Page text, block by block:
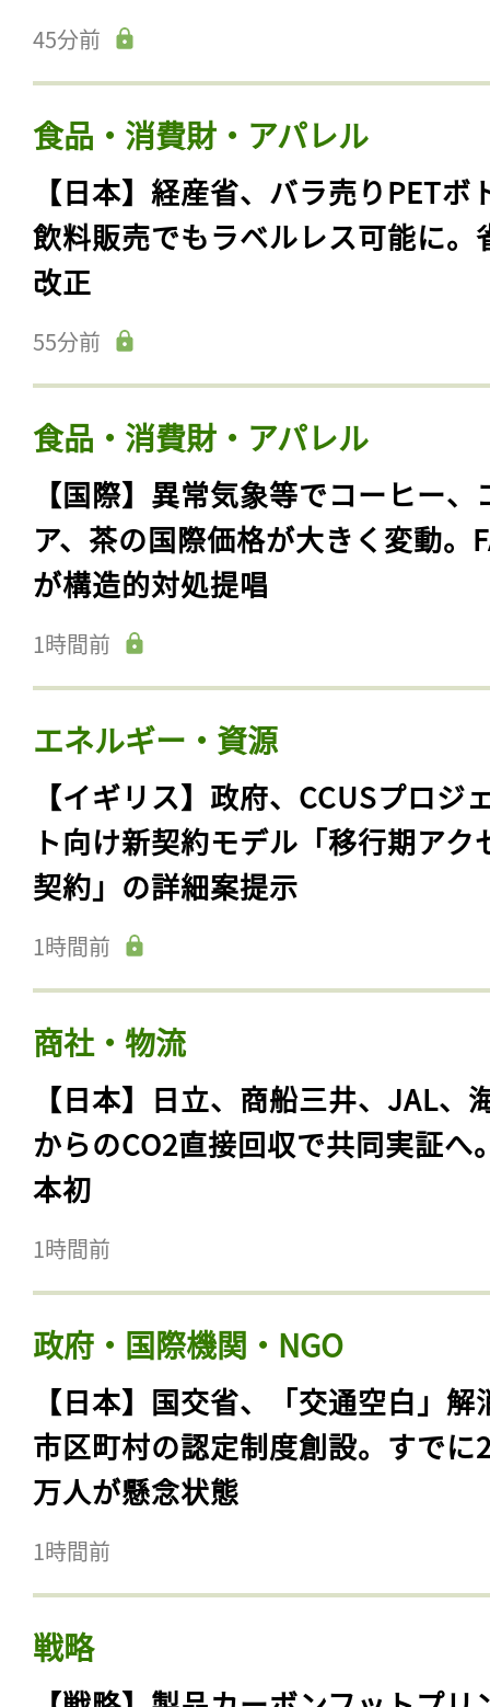
45分前
食品・消費財・アパレル
【日本】経産省、バラ売りPETボ
飲料販売でもラベルレス可能に。
改正
55分前
食品・消費財・アパレル
【国際】異常気象等でコーヒー、
ア、茶の国際価格が大きく変動。
が構造的対処提唱
1時間前
エネルギー・資源
【イギリス】政府、CCUSプロジ
ト向け新契約モデル「移行期アク
契約」の詳細案提示
1時間前
商社・物流
【日本】日立、商船三井、JAL、
からのCO2直接回収で共同実証へ
本初
1時間前
政府・国際機関・NGO
【日本】国交省、「交通空白」解
市区町村の認定制度創設。すでに
万人が懸念状態
1時間前
戦略